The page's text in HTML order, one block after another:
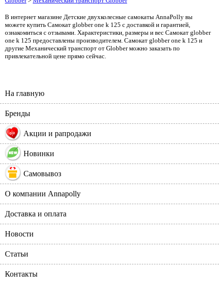
В интернет магазине Детские двухколесные самокаты AnnaPolly вы
можете купить Самокат globber one k 125 с доставкой и гарантией,
ознакомиться с отзывами. Характеристики, размеры и вес Самокат globber
one k 125 предоставлены производителем. Самокат globber one k 125 и
другие Механический транспорт от Globber можно заказать по
привлекательной цене прямо сейчас.
На главную
Бренды
% Акции и рапродажи
Новинки
Самовывоз
О компании Annapolly
Доставка и оплата
Новости
Статьи
Контакты